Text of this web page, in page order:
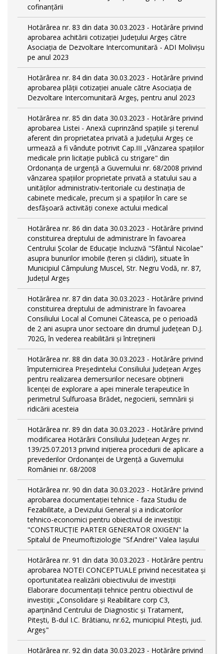
cofinanțării
Hotărârea nr. 83 din data 30.03.2023 - Hotărâre privind
aprobarea achitării cotizației Județului Argeș către
Asociația de Dezvoltare Intercomunitară - ADI Molivișu
pe anul 2023
Hotărârea nr. 84 din data 30.03.2023 - Hotărâre privind
aprobarea plății cotizației anuale către Asociația de
Dezvoltare Intercomunitară Argeș, pentru anul 2023
Hotărârea nr. 85 din data 30.03.2023 - Hotărâre privind
aprobarea Listei - Anexă cuprinzând spaţiile şi terenul
aferent din proprietatea privată a Judeţului Argeş ce
urmează a fi vândute potrivit Cap.III „Vânzarea spaţiilor
medicale prin licitaţie publică cu strigare" din
Ordonanța de urgență a Guvernului nr. 68/2008 privind
vânzarea spațiilor proprietate privată a statului sau a
unităților administrativ-teritoriale cu destinația de
cabinete medicale, precum și a spațiilor în care se
desfășoară activități conexe actului medical
Hotărârea nr. 86 din data 30.03.2023 - Hotărâre privind
constituirea dreptului de administrare în favoarea
Centrului Școlar de Educație Incluzivă "Sfântul Nicolae"
asupra bunurilor imobile (teren și clădiri), situate în
Municipiul Câmpulung Muscel, Str. Negru Vodă, nr. 87,
Județul Argeș
Hotărârea nr. 87 din data 30.03.2023 - Hotărâre privind
constituirea dreptului de administrare în favoarea
Consiliului Local al Comunei Căteasca, pe o perioadă
de 2 ani asupra unor sectoare din drumul județean D.J.
702G, în vederea reabilitării și întreținerii
Hotărârea nr. 88 din data 30.03.2023 - Hotărâre privind
împuternicirea Președintelui Consiliului Județean Argeș
pentru realizarea demersurilor necesare obținerii
licenței de explorare a apei minerale terapeutice în
perimetrul Sulfuroasa Brădet, negocierii, semnării și
ridicării acesteia
Hotărârea nr. 89 din data 30.03.2023 - Hotărâre privind
modificarea Hotărârii Consiliului Județean Argeș nr.
139/25.07.2013 privind inițierea procedurii de aplicare a
prevederilor Ordonanței de Urgență a Guvernului
României nr. 68/2008
Hotărârea nr. 90 din data 30.03.2023 - Hotărâre privind
aprobarea documentației tehnice - faza Studiu de
Fezabilitate, a Devizului General și a indicatorilor
tehnico-economici pentru obiectivul de investiții:
"CONSTRUCȚIE PARTER GENERATOR OXIGEN" la
Spitalul de Pneumoftiziologie "Sf.Andrei" Valea Iașului
Hotărârea nr. 91 din data 30.03.2023 - Hotărâre pentru
aprobarea NOTEI CONCEPTUALE privind necesitatea și
oportunitatea realizării obiectivului de investiții
Elaborare documentații tehnice pentru obiectivul de
investiţii: „Consolidare și Reabilitare corp C3,
aparținând Centrului de Diagnostic și Tratament,
Pitești, B-dul I.C. Brătianu, nr.62, municipiul Pitești, jud.
Argeș"
Hotărârea nr. 92 din data 30.03.2023 - Hotărâre privind